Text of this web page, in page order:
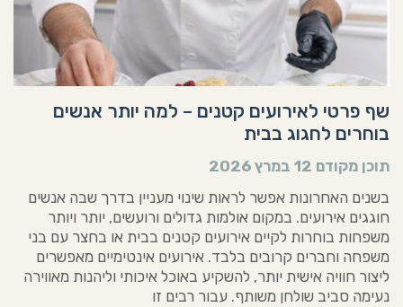
שף פרטי לאירועים קטנים – למה יותר אנשים
בוחרים לחגוג בבית
תוכן מקודם 12 במרץ 2026
בשנים האחרונות אפשר לראות שינוי מעניין בדרך שבה אנשים
חוגגים אירועים. במקום אולמות גדולים ורועשים, יותר ויותר
משפחות בוחרות לקיים אירועים קטנים בבית או בחצר עם בני
משפחה וחברים קרובים בלבד. אירועים אינטימיים מאפשרים
ליצור חוויה אישית יותר, להשקיע באוכל איכותי וליהנות מאווירה
נעימה סביב שולחן משותף. עבור רבים זו